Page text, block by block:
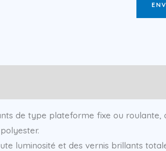
de type plateforme fixe ou roulante,
luminosité et des vernis brillants